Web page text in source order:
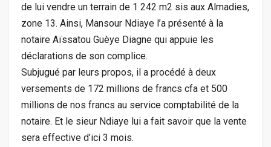
de lui vendre un terrain de 1 242 m2 sis aux Almadies,
zone 13. Ainsi, Mansour Ndiaye l’a présenté à la
notaire Aïssatou Guèye Diagne qui appuie les
déclarations de son complice.
Subjugué par leurs propos, il a procédé à deux
versements de 172 millions de francs cfa et 500
millions de nos francs au service comptabilité de la
notaire. Et le sieur Ndiaye lui a fait savoir que la vente
sera effective d’ici 3 mois.